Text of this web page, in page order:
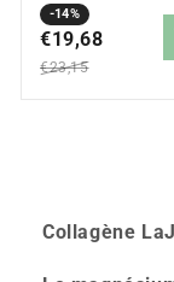
450 comprimés
-14%
Prix
en
€19,68
Prix
régulier
€23,15
Collagène